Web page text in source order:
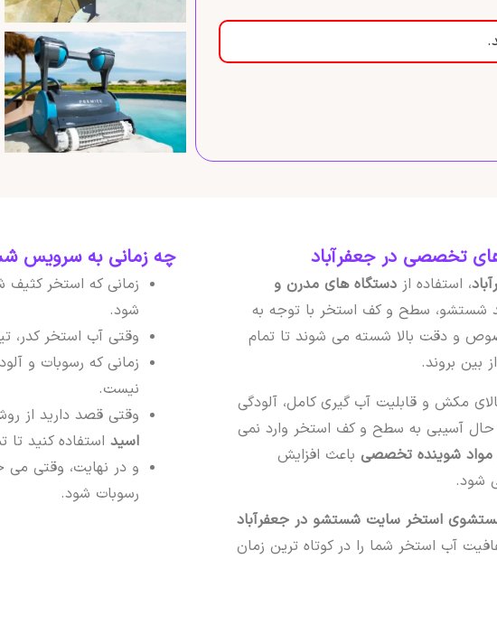
تخصصی در جعفرآباد
، استفاده از دستگاه های مدرن و
شستشو، سطح و کف استخر با توجه به
و دقت بالا شسته می شوند تا تمام
بین بروند.
مکش و قابلیت آب گیری کامل، آلودگی
آسیبی به سطح و کف استخر وارد نمی
مواد شوینده تخصصی باعث افزایش
شود.
استخر سایت شستشو در جعفرآباد
آب استخر شما را در کوتاه ترین زمان
چه زمانی به سرویس
زمانی که استخر کثیف
شود.
وقتی آب استخر کدر،
زمانی که رسوبات و
نیست.
وقتی قصد دارید از
اسید استفاده کنید
و در نهایت، وقتی می
رسوبات شود.